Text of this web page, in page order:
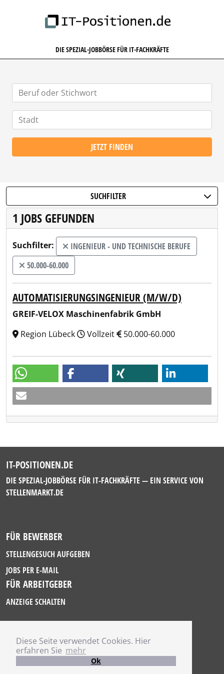
Diese Seite verwendet Cookies. Hier
erfahren Sie mehr
Ok
DIE SPEZIAL-JOBBÖRSE FÜR IT-FACHKRÄFTE
JETZT FINDEN
SUCHFILTER
1 JOBS GEFUNDEN
Suchfilter:
INGENIEUR - UND TECHNISCHE BERUFE
50.000-60.000
AUTOMATISIERUNGSINGENIEUR (M/W/D)
GREIF-VELOX Maschinenfabrik GmbH
Region Lübeck
Vollzeit 50.000-60.000
IT-POSITIONEN.DE
DIE SPEZIAL-JOBBÖRSE FÜR IT-FACHKRÄFTE — EIN SERVICE VON
STELLENMARKT.DE
FÜR BEWERBER
STELLENGESUCH AUFGEBEN
JOBS PER E-MAIL
FÜR ARBEITGEBER
ANZEIGE SCHALTEN
IMPRESSUM
DATENSCHUTZ